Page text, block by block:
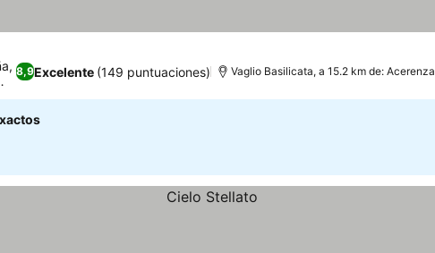
8,9Excelente (149 puntuaciones) Vaglio Basilicata, a 15.2 km de: Acerenza